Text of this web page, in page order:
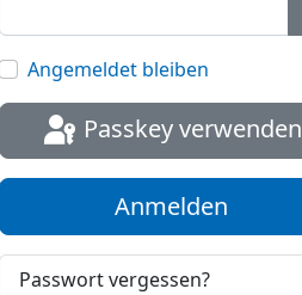
Angemeldet bleiben
Passkey verwenden
Anmelden
Passwort vergessen?